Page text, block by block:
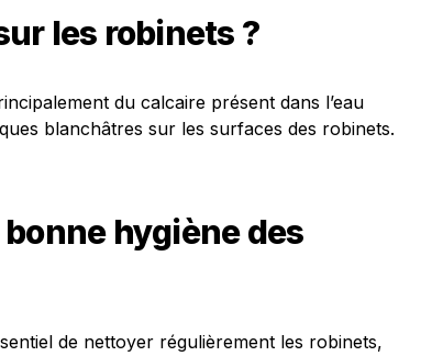
les robinets ?
du calcaire présent dans l’eau
blanchâtres sur les surfaces des robinets.
hygiène des
de nettoyer régulièrement les robinets,